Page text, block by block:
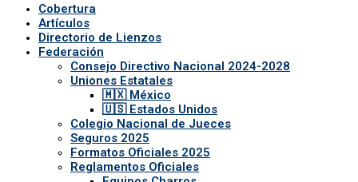
Cobertura
Artículos
Directorio de Lienzos
Federación
Consejo Directivo Nacional 2024-2028
Uniones Estatales
🇲🇽 México
🇺🇸 Estados Unidos
Colegio Nacional de Jueces
Seguros 2025
Formatos Oficiales 2025
Reglamentos Oficiales